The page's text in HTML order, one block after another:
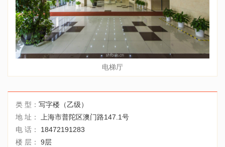
电梯厅
类 型： 写字楼（乙级）
地 址：
上海市普陀区澳门路147.1号
电 话：
18472191283
楼 层：
9层